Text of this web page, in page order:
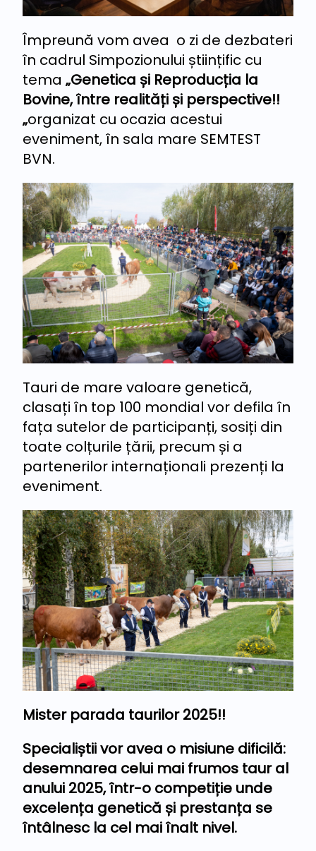
Împreună vom avea o zi de dezbateri
în cadrul Simpozionului științific cu
tema „Genetica și Reproducția la
Bovine, între realități și perspective!!
„organizat cu ocazia acestui
eveniment, în sala mare SEMTEST
BVN.
Tauri de mare valoare genetică,
clasați în top 100 mondial vor defila în
fața sutelor de participanți, sosiți din
toate colțurile țării, precum și a
partenerilor internaționali prezenți la
eveniment.
Mister parada taurilor 2025!!
Specialiștii vor avea o misiune dificilă:
desemnarea celui mai frumos taur al
anului 2025, într-o competiție unde
excelența genetică și prestanța se
întâlnesc la cel mai înalt nivel.